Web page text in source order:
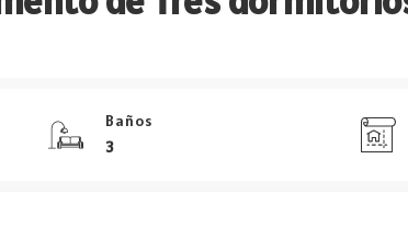
Baños
3